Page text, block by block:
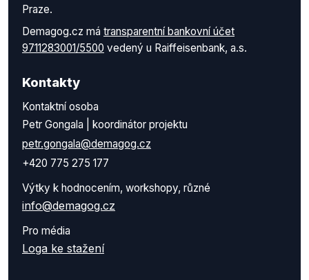
Praze.
Demagog.cz má transparentní bankovní účet
9711283001/5500 vedený u Raiffeisenbank, a.s.
Kontakty
Kontaktní osoba
Petr Gongala | koordinátor projektu
petr.gongala@demagog.cz
+420 775 275 177
Výtky k hodnocením, workshopy, různé
info@demagog.cz
Pro média
Loga ke stažení